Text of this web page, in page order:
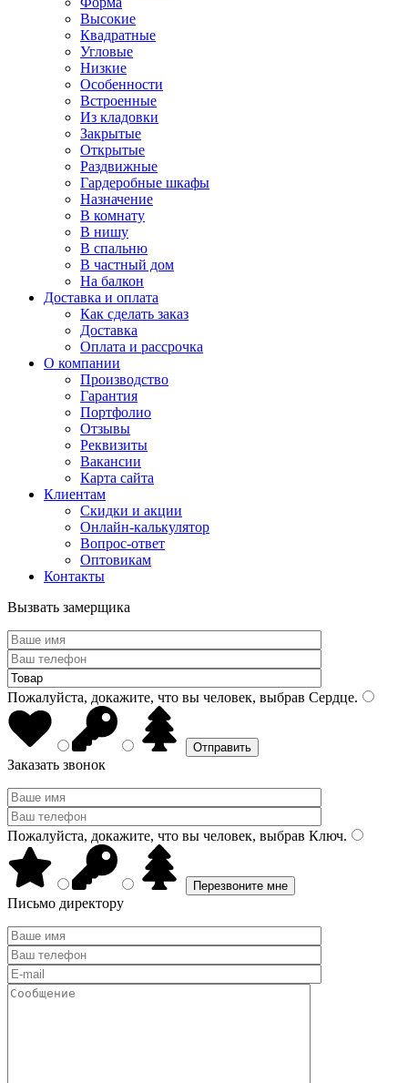
Высокие
Квадратные
Угловые
Низкие
Особенности
Встроенные
Из кладовки
Закрытые
Открытые
Раздвижные
Гардеробные шкафы
Назначение
В комнату
В нишу
В спальню
В частный дом
На балкон
Доставка и оплата
Как сделать заказ
Доставка
Оплата и рассрочка
О компании
Производство
Гарантия
Портфолио
Отзывы
Реквизиты
Вакансии
Карта сайта
Клиентам
Скидки и акции
Онлайн-калькулятор
Вопрос-ответ
Оптовикам
Контакты
Вызвать замерщика
Пожалуйста, докажите, что вы человек, выбрав Сердце.
Заказать звонок
Пожалуйста, докажите, что вы человек, выбрав Ключ.
Письмо директору